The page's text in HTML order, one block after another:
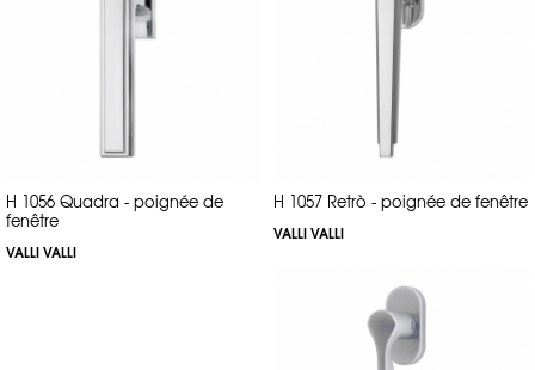
H 1056 Quadra - poignée de
fenêtre
VALLI VALLI
H 1057 Retrò - poignée de fenêtre
VALLI VALLI